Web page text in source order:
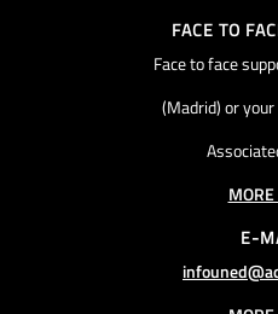
FACE TO
Face to face
(Madrid) or
E-